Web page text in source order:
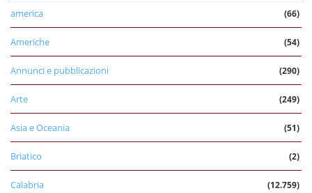
america (66)
Americhe (54)
Annunci e pubblicazioni (290)
Arte (249)
Asia e Oceania (51)
Briatico (2)
Calabria (12.759)